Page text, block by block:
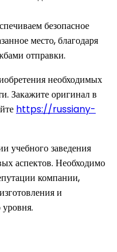
безопасное
место, благодаря
отправки.
необходимых
Закажите оригинал в
https://russiany-
учебного заведения
аспектов. Необходимо
компании,
и